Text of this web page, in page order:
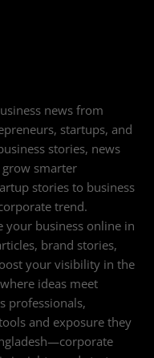
news from
startups, and
stories, news
smarter
stories to business
trend.
your business online in
brand stories,
your visibility in the
ideas meet
professionals,
and exposure they